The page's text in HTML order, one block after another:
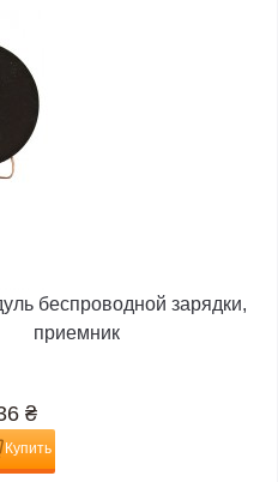
беспроводной зарядки,
приемник
₴
Купить